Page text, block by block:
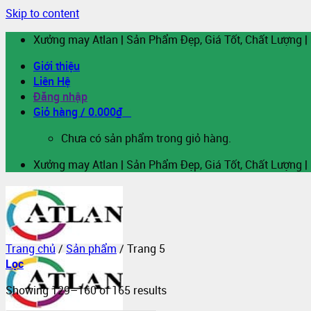
Skip to content
Xưởng may Atlan | Sản Phẩm Đẹp, Giá Tốt, Chất Lượng
Giới thiệu
Liên Hệ
Đăng nhập
Giỏ hàng / 0.000₫
Chưa có sản phẩm trong giỏ hàng.
Xưởng may Atlan | Sản Phẩm Đẹp, Giá Tốt, Chất Lượng
Trang chủ / Sản phẩm / Trang 5
Lọc
Showing 129–160 of 165 results